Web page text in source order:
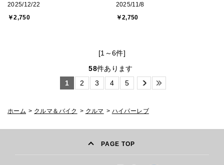
2025/12/22
￥2,750
2025/11/8
￥2,750
[1～6件]
58件あります
1
2 3 4 5
ホーム > クルマ＆バイク > クルマ > ハイパーレブ
PAGE TOP